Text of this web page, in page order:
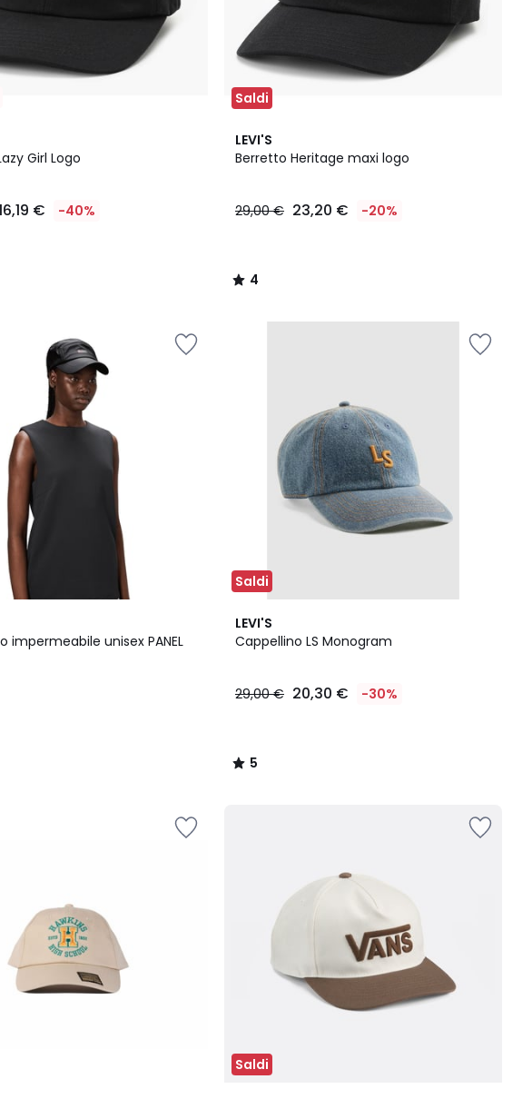
Girl Logo
€ -40%
Saldi
LEVI'S
Berretto Heritage maxi logo
29,00 € 23,20 € -20%
4
/
4
/
impermeabile unisex PANEL
Saldi
LEVI'S
Cappellino LS Monogram
29,00 € 20,30 € -30%
5
/
5
/
Saldi